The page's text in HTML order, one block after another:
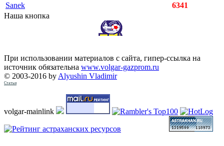
Sanek
6341
Наша кнопка
При использовании материалов с сайта, гипер-ссылка на
источник обязательна www.volgar-gazprom.ru
© 2003-2016 by Alyushin Vladimir
Статьи
volgar-mainlink